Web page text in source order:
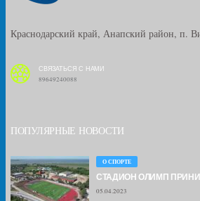
Краснодарский край, Анапский район, п.
СВЯЗАТЬСЯ С НАМИ
89649240088
ПОПУЛЯРНЫЕ НОВОСТИ
О СПОРТЕ
СТАДИОН ОЛИМП
05.04.2023